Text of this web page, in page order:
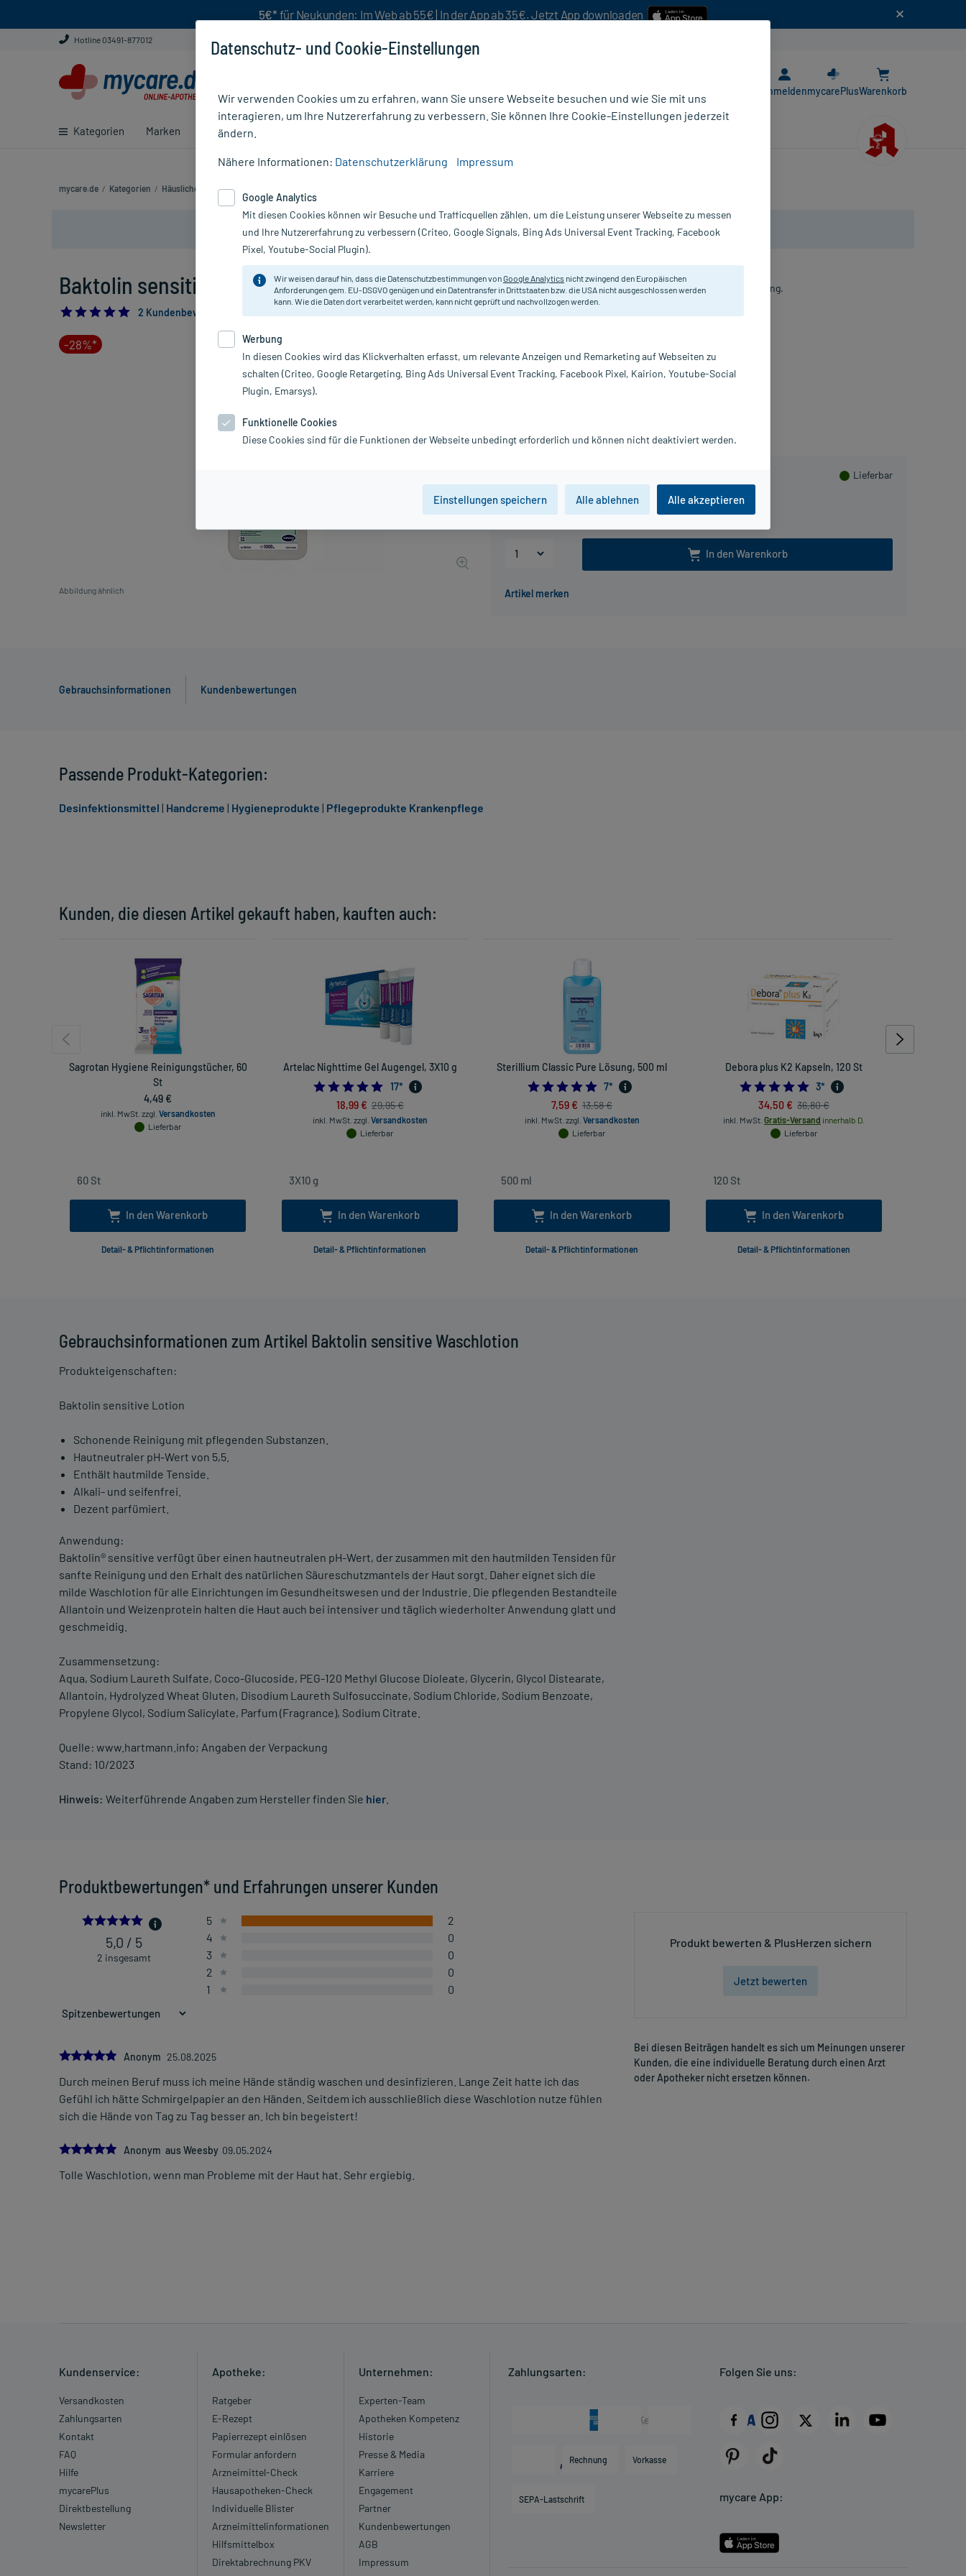
5€* für Neukunden: Im Web ab 55€ | In der App ab 35€. Jetzt App downloaden
Hotline 03491-877012
Kategorien Marken Ratgeber
AnmeldenmycarePlusWarenkorb
mycare.de / Kategorien / Häusliche Pflege / Hygiene
Nur für kurze Zeit:Gratis-Versand* ab 19€ Mindestbestellwert!
Baktolin sensitive Waschlotion, 1000 ml
5.0
2 Kundenbewertungen*
-28%*
Abbildung ähnlich
Grundpreis: 7,42 € / l
Lieferbar
500 ml 1000 ml
In den Warenkorb
Milde und zugleich pflegende Waschlotion für die sanfte Reinigung.
Darreichung:
Lotion
Hersteller:
PAUL HARTMANN AG
Gebrauchsinformationen Kundenbewertungen
Gebrauchsinformationen zum Artikel Baktolin sensitive Waschlotion
Produkteigenschaften:
Baktolin sensitive Lotion
Schonende Reinigung mit pflegenden Substanzen.
Hautneutraler pH-Wert von 5,5.
Enthält hautmilde Tenside.
Alkali- und seifenfrei.
Dezent parfümiert.
Anwendung:
Baktolin® sensitive verfügt über einen hautneutralen pH-Wert, der zusammen mit den hautmilden Tensiden für
sanfte Reinigung und den Erhalt des natürlichen Säureschutzmantels der Haut sorgt. Daher eignet sich die
milde Waschlotion für alle Einrichtungen im Gesundheitswesen und der Industrie. Die pflegenden Bestandteile
Allantoin und Weizenprotein halten die Haut auch bei intensiver und täglich wiederholter Anwendung glatt und
geschmeidig.
Zusammensetzung:
Aqua, Sodium Laureth Sulfate, Coco-Glucoside, PEG-120 Methyl Glucose Dioleate, Glycerin, Glycol Distearate,
Allantoin, Hydrolyzed Wheat Gluten, Disodium Laureth Sulfosuccinate, Sodium Chloride, Sodium Benzoate,
Propylene Glycol, Sodium Salicylate, Parfum (Fragrance), Sodium Citrate.
Quelle: www.hartmann.info; Angaben der Verpackung
Stand: 10/2023
Hinweis: Weiterführende Angaben zum Hersteller finden Sie hier
Produktbewertungen* und Erfahrungen unserer Kunden
5.0
5,0 / 5
2 insgesamt
5
2
4
0
3
0
2
0
1
0
5.0
Anonym 25.08.2025
Durch meinen Beruf muss ich meine Hände ständig waschen und desinfizieren. Lange Zeit hatte ich das
Gefühl ich hätte Schmirgelpapier an den Händen. Seitdem ich ausschließlich diese Waschlotion nutze fühlen
sich die Hände von Tag zu Tag besser an. Ich bin begeistert!
5.0
Anonym aus Weesby 09.05.2024
Tolle Waschlotion, wenn man Probleme mit der Haut hat. Sehr ergiebig.
Produkt bewerten & PlusHerzen sichern
Jetzt bewerten
Bei diesen Beiträgen handelt es sich um Meinungen unserer
Kunden, die eine individuelle Beratung durch einen Arzt
oder Apotheker nicht ersetzen können.
Kunden, die diesen Artikel gekauft haben, kauften auch:
Sagrotan Hygiene Reinigungstücher, 60
St
4,49 €
inkl. MwSt. zzgl. Versandkosten
Lieferbar
In den Warenkorb
Detail- & Pflichtinformationen
Artelac Nighttime Gel Augengel, 3X10 g
5.0
17*
18,99 € 29,95 €
inkl. MwSt. zzgl. Versandkosten
Lieferbar
In den Warenkorb
Detail- & Pflichtinformationen
Sterillium Classic Pure Lösung, 500 ml
5.0
7*
7,59 € 13,58 €
inkl. MwSt. zzgl. Versandkosten
Lieferbar
In den Warenkorb
Detail- & Pflichtinformationen
Debora plus K2 Kapseln, 120 St
5.0
3*
34,50 € 36,80 €
inkl. MwSt. Gratis-Versand innerhalb D.
Lieferbar
In den Warenkorb
Detail- & Pflichtinformationen
Passende Produkt-Kategorien:
Desinfektionsmittel | Handcreme | Hygieneprodukte | Pflegeprodukte Krankenpflege
Kundenservice:
Versandkosten
Zahlungsarten
Kontakt
FAQ
Hilfe
mycarePlus
Direktbestellung
Newsletter
Apotheke:
Ratgeber
E-Rezept
Papierrezept einlösen
Formular anfordern
Arzneimittel-Check
Hausapotheken-Check
Individuelle Blister
Arzneimittelinformationen
Hilfsmittelbox
Direktabrechnung PKV
Unternehmen:
Experten-Team
Apotheken Kompetenz
Historie
Presse & Media
Karriere
Engagement
Partner
Kundenbewertungen
AGB
Impressum
Zahlungsarten:
Rechnung Vorkasse
SEPA-Lastschrift
Folgen Sie uns:
mycare App:
Datenschutz- und Cookie-Einstellungen
Wir verwenden Cookies um zu erfahren, wann Sie unsere Webseite besuchen und wie Sie mit uns
interagieren, um Ihre Nutzererfahrung zu verbessern. Sie können Ihre Cookie-Einstellungen jederzeit
ändern.
Nähere Informationen: Datenschutzerklärung Impressum
Google Analytics
Mit diesen Cookies können wir Besuche und Trafficquellen zählen, um die Leistung unserer Webseite zu messen
und Ihre Nutzererfahrung zu verbessern (Criteo, Google Signals, Bing Ads Universal Event Tracking, Facebook
Pixel, Youtube-Social Plugin).
Wir weisen darauf hin, dass die Datenschutzbestimmungen vonGoogle Analytics nicht zwingend den Europäischen
Anforderungen gem. EU-DSGVO genügen und ein Datentransfer in Drittstaaten bzw. die USA nicht ausgeschlossen werden
kann. Wie die Daten dort verarbeitet werden, kann nicht geprüft und nachvollzogen werden.
Werbung
In diesen Cookies wird das Klickverhalten erfasst, um relevante Anzeigen und Remarketing auf Webseiten zu
schalten (Criteo, Google Retargeting, Bing Ads Universal Event Tracking, Facebook Pixel, Kairion, Youtube-Social
Plugin, Emarsys).
Funktionelle Cookies
Diese Cookies sind für die Funktionen der Webseite unbedingt erforderlich und können nicht deaktiviert werden.
Einstellungen speichern Alle ablehnen Alle akzeptieren